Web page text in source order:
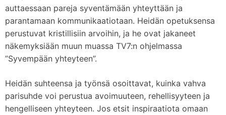
auttaessaan pareja syventämään yhteyttään ja
parantamaan kommunikaatiotaan. Heidän opetuksensa
perustuvat kristillisiin arvoihin, ja he ovat jakaneet
näkemyksiään muun muassa TV7:n ohjelmassa
”Syvempään yhteyteen”.
Heidän suhteensa ja työnsä osoittavat, kuinka vahva
parisuhde voi perustua avoimuuteen, rehellisyyteen ja
hengelliseen yhteyteen. Jos etsit inspiraatiota omaan